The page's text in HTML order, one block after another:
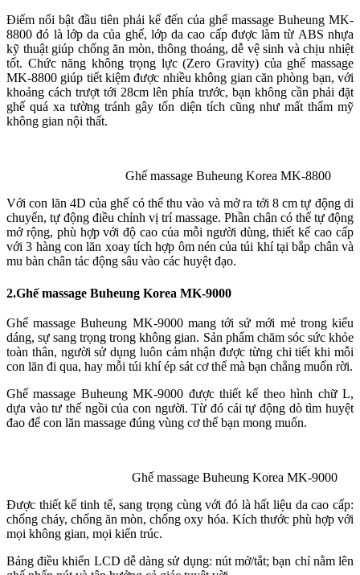
Điểm nổi bật đầu tiên phải kể đến của ghế massage Buheung MK-
8800 đó là lớp da của ghế, lớp da cao cấp được làm từ ABS nhựa
kỹ thuật giúp chống ăn mòn, thông thoáng, dễ vệ sinh và chịu nhiệt
tốt. Chức năng không trọng lực (Zero Gravity) của ghế massage
MK-8800 giúp tiết kiệm được nhiều không gian căn phòng bạn, với
khoảng cách trượt tới 28cm lên phía trước, bạn không cần phải đặt
ghế quá xa tường tránh gây tốn diện tích cũng như mất thẩm mỹ
không gian nội thất.
Ghế massage Buheung Korea MK-8800
Với con lăn 4D của ghế có thể thu vào và mở ra tới 8 cm tự động di
chuyển, tự động điều chỉnh vị trí massage. Phần chân có thể tự động
mở rộng, phù hợp với độ cao của mỗi người dùng, thiết kế cao cấp
với 3 hàng con lăn xoay tích hợp ôm nén của túi khí tại bắp chân và
mu bàn chân tác động sâu vào các huyệt đạo.
2.Ghế massage Buheung Korea MK-9000
Ghế massage Buheung MK-9000 mang tới sứ mới mẻ trong kiểu
dáng, sự sang trọng trong không gian. Sản phẩm chăm sóc sức khỏe
toàn thân, người sử dụng luôn cảm nhận được từng chi tiết khi mỗi
con lăn đi qua, hay mỗi túi khí ép sát cơ thể mà bạn chẳng muốn rời.
Ghế massage Buheung MK-9000 được thiết kế theo hình chữ L,
dựa vào tư thế ngồi của con người. Từ đó cái tự động dò tìm huyệt
đao để con lăn massage đúng vùng cơ thể bạn mong muốn.
Ghế massage Buheung Korea MK-9000
Được thiết kế tinh tế, sang trọng cùng với đó là hất liệu da cao cấp:
chống cháy, chống ăn mòn, chống oxy hóa. Kích thước phù hợp với
mọi không gian, mọi kiến trúc.
Bảng điều khiển LCD dễ dàng sử dụng: nút mở/tắt; bạn chỉ nằm lên